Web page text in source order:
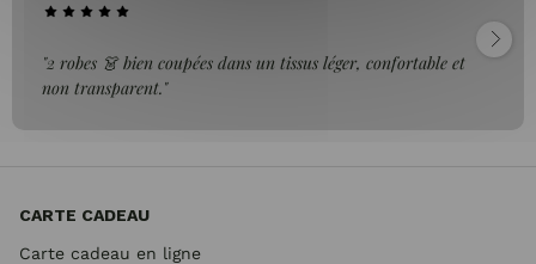
"2 robes 👗 bien coupées dans un tissus léger, confortable et
non transparent."
CARTE CADEAU
Carte cadeau en ligne